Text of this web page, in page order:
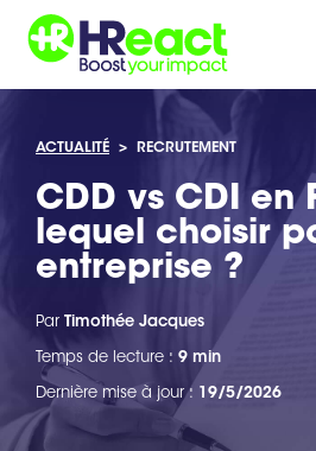
ACTUALITÉ > RECRUTEMENT
CDD vs CDI en
lequel choisir
entreprise ?
Par Timothée Jacques
Temps de lecture : 9 min
Dernière mise à jour : 19/5/2026